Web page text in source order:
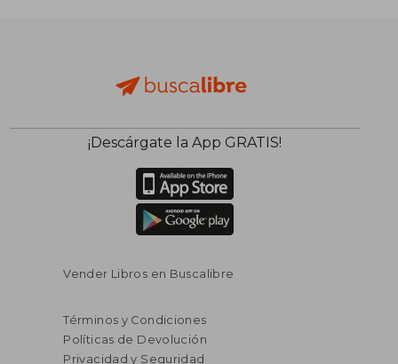
¡Descárgate la App GRATIS!
Vender Libros en Buscalibre
Términos y Condiciones
Políticas de Devolución
Privacidad y Seguridad